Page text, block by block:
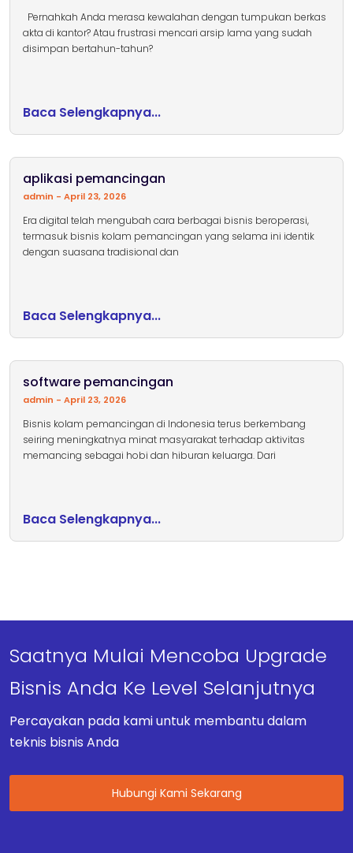
Pernahkah Anda merasa kewalahan dengan tumpukan berkas
akta di kantor? Atau frustrasi mencari arsip lama yang sudah
disimpan bertahun-tahun?
Baca Selengkapnya...
aplikasi pemancingan
admin April 23, 2026
Era digital telah mengubah cara berbagai bisnis beroperasi,
termasuk bisnis kolam pemancingan yang selama ini identik
dengan suasana tradisional dan
Baca Selengkapnya...
software pemancingan
admin April 23, 2026
Bisnis kolam pemancingan di Indonesia terus berkembang
seiring meningkatnya minat masyarakat terhadap aktivitas
memancing sebagai hobi dan hiburan keluarga. Dari
Baca Selengkapnya...
Saatnya Mulai Mencoba Upgrade
Bisnis Anda Ke Level Selanjutnya
Percayakan pada kami untuk membantu dalam
teknis bisnis Anda
Hubungi Kami Sekarang